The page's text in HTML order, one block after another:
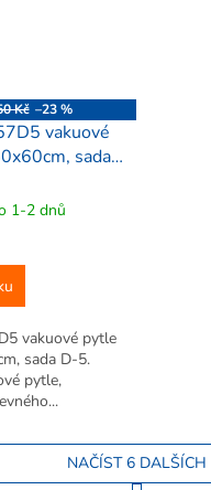
Kč –23 %
vakuové
sada
1-2 dnů
vakuové pytle
sada D-5.
pytle,
NAČÍST 6 DALŠÍCH